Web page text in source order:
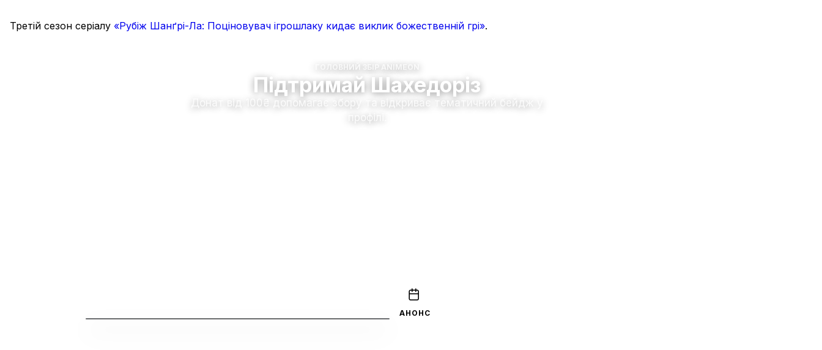
Третій сезон серіалу «Рубіж Шанґрі-Ла: Поціновувач ігрошлаку кидає виклик божественній грі».
ГОЛОВНИЙ ЗБІР ANIMEON
Підтримай Шахедоріз
Донат від 100₴ допомагає збору та відкриває тематичний бейдж у
профілі.
АНОНС